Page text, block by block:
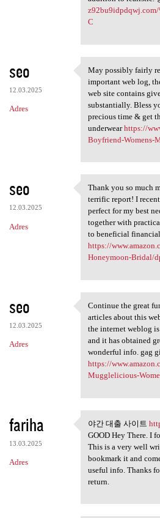
C
seo
12.03.2025
Adres
May possibly
May possibly fairly
important web log,
web site contains
substantially. Bless
precious time & get
underwearhttps://
Boyfriend-Womens-
seo
12.03.2025
Adres
Thank you so
Thank you so much
terrific report! I
perfect for my best
together with
to beneficial
https://
Honeymoon-Bridal/
seo
12.03.2025
Adres
Continue the
Continue the great
articles about this
the internet weblog
and it has obtained
wonderful info. gag
https://
Mugglelicious-
fariha
13.03.2025
Adres
야간 대출 사
야간 대출 사이트
GOOD Hey There. I
This is a very well
bookmark it and
useful info. Thanks
return.